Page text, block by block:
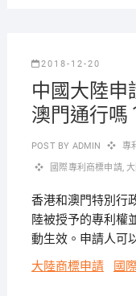
2018-12-20
中國大陸申
澳門通行嗎
POST BY ADMIN 專
國際專利商標申請,
香港和澳門特別行
陸被授予的專利權
動生效。申請人可
大陸商標申請
國